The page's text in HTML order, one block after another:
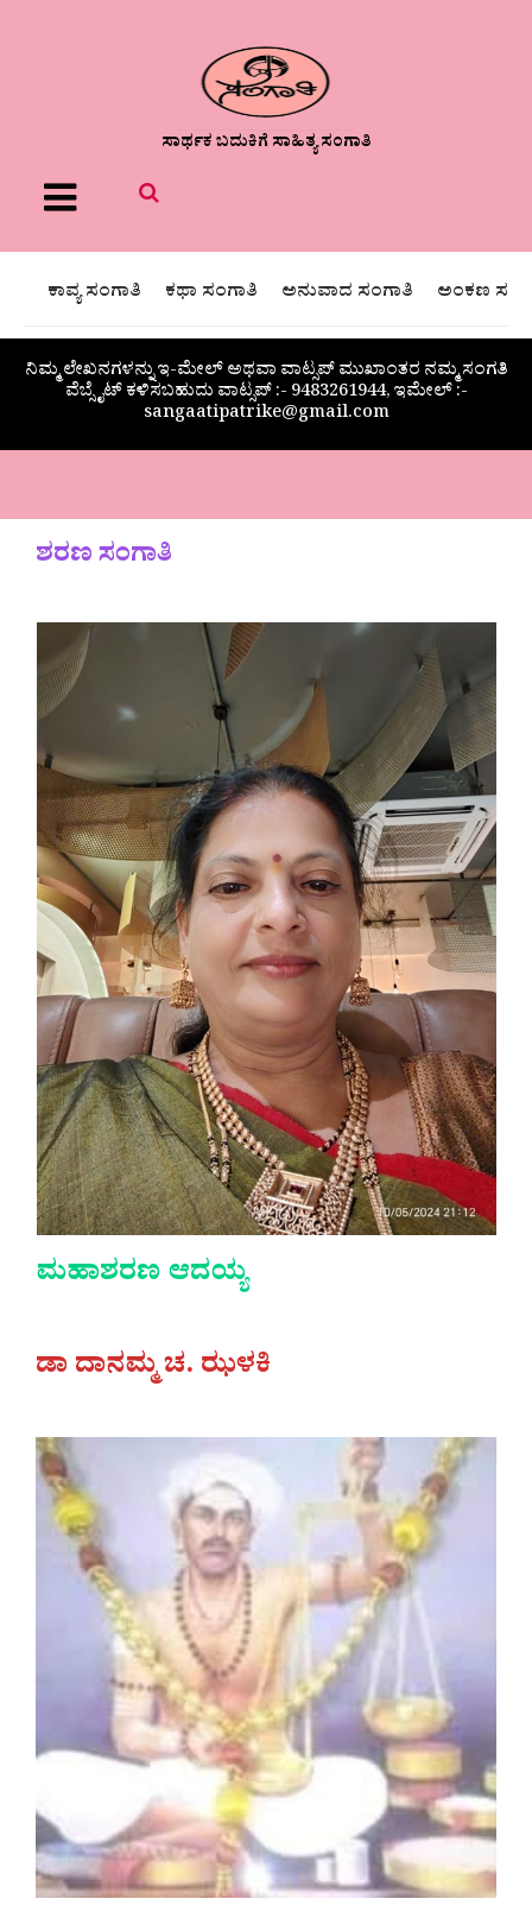
ಸಾರ್ಥಕ ಬದುಕಿಗೆ ಸಾಹಿತ್ಯ ಸಂಗಾತಿ
Menu
ಕಾವ್ಯ ಸಂಗಾತಿ ಕಥಾ ಸಂಗಾತಿ ಅನುವಾದ ಸಂಗಾತಿ ಅಂಕಣ
ನಿಮ್ಮ ಲೇಖನಗಳನ್ನು ಇ-ಮೇಲ್ ಅಥವಾ ವಾಟ್ಸಪ್ ಮುಖಾಂತರ ನಮ್ಮ ಸಂಗತಿ
ವೆಬ್ಸೈಟ್ ಕಳಿಸಬಹುದು ವಾಟ್ಸಪ್‌ :- 9483261944, ಇಮೇಲ್ :-
sangaatipatrike@gmail.com
ಶರಣ ಸಂಗಾತಿ
ಮಹಾಶರಣ ಆದಯ್ಯ
ಡಾ ದಾನಮ್ಮ ಚ. ಝಳಕಿ